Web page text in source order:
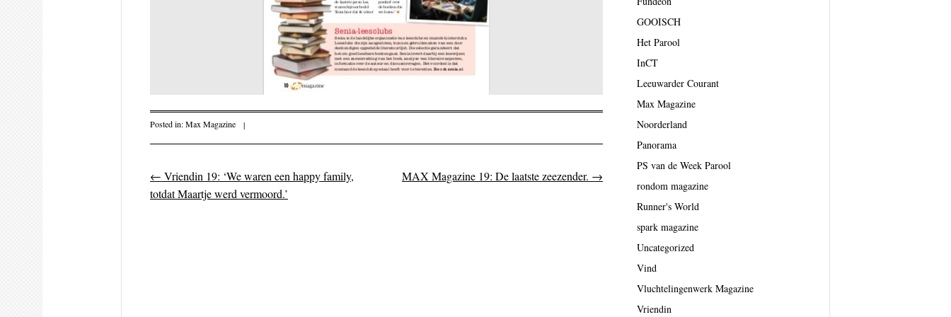
Posted in:Max Magazine |
Post navigation
← Vriendin 19: ‘We waren een happy family,
totdat Maartje werd vermoord.’
MAX Magazine 19: De laatste zeezender. →
GOOISCH
Het Parool
InCT
Leeuwarder Courant
Max Magazine
Noorderland
Panorama
PS van de Week Parool
rondom magazine
Runner's World
spark magazine
Uncategorized
Vind
Vluchtelingenwerk Magazine
Vriendin